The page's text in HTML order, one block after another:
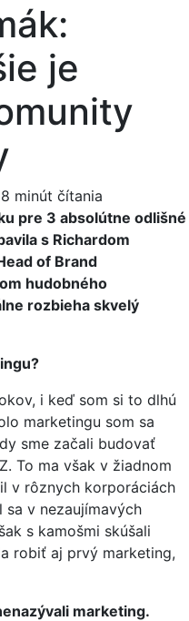
je
8 minút čítania
pre 3 absolútne odlišné
s Richardom
of Brand
hudobného
rozbieha skvelý
i keď som si to dlhú
marketingu som sa
sme začali budovať
To ma však v žiadnom
v rôznych korporáciách
sa v nezaujímavých
s kamošmi skúšali
robiť aj prvý marketing,
marketing.